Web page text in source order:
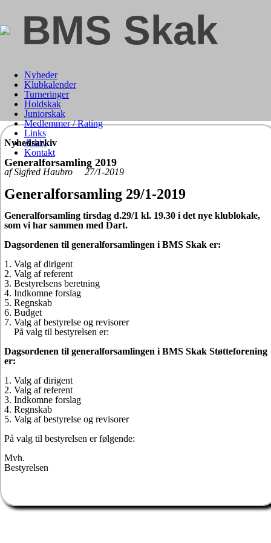
BMS Skak
Nyheder
Klubkalender
Turneringer
Holdskak
Juniorskak
Medlemmer / Rating
Links
Arkiv
Kontakt
Nyhedsarkiv
Generalforsamling 2019
af Sigfred Haubro 27/1-2019
Generalforsamling 29/1-2019
Generalforsamling tirsdag d.29/1 kl. 19.30 i det nye klublokale,
som vi har sammen med Dart.
Dagsordenen til generalforsamlingen i BMS Skak er:
1. Valg af dirigent
2. Valg af referent
3. Bestyrelsens beretning
4. Indkomne forslag
5. Regnskab
6. Budget
7. Valg af bestyrelse og revisorer
På valg til bestyrelsen er:
Dagsordenen til generalforsamlingen i BMS Skak Støtteforening
er:
1. Valg af dirigent
2. Valg af referent
3. Indkomne forslag
4. Regnskab
5. Valg af bestyrelse og revisorer
På valg til bestyrelsen er følgende:
Mvh.
Bestyrelsen